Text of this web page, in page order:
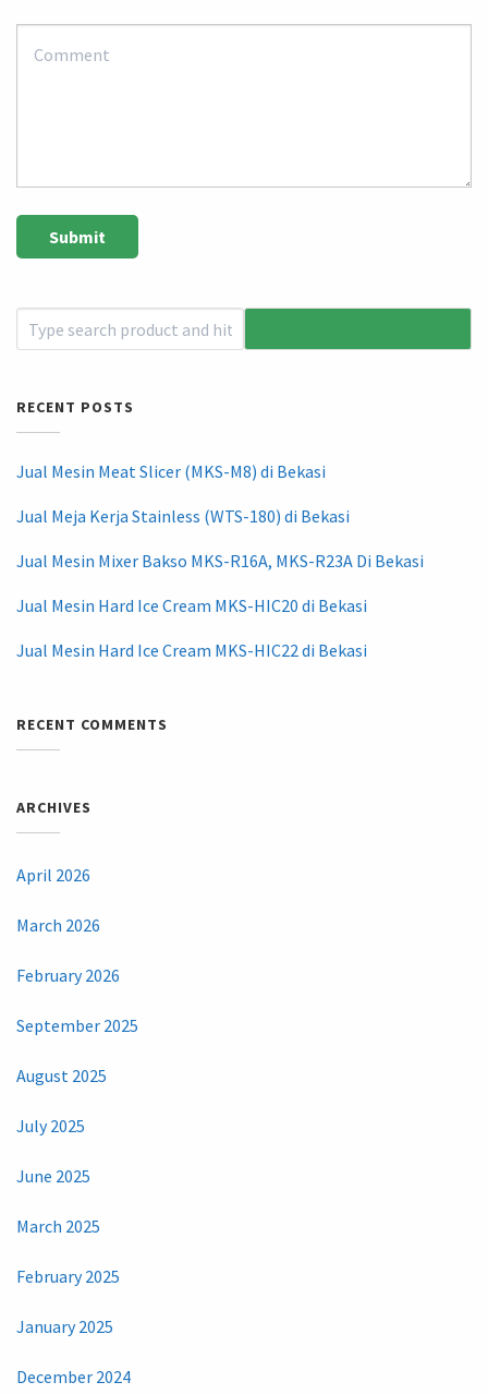
RECENT POSTS
Jual Mesin Meat Slicer (MKS-M8) di Bekasi
Jual Meja Kerja Stainless (WTS-180) di Bekasi
Jual Mesin Mixer Bakso MKS-R16A, MKS-R23A Di Bekasi
Jual Mesin Hard Ice Cream MKS-HIC20 di Bekasi
Jual Mesin Hard Ice Cream MKS-HIC22 di Bekasi
RECENT COMMENTS
ARCHIVES
April 2026
March 2026
February 2026
September 2025
August 2025
July 2025
June 2025
March 2025
February 2025
January 2025
December 2024